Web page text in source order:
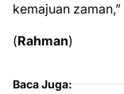
kemajuan
(Rahman)
Baca Juga: